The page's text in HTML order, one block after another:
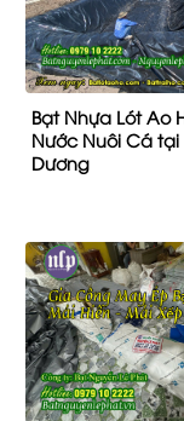
Bạt Nhựa Lót Ao
Nước Nuôi Cá tại
Dương